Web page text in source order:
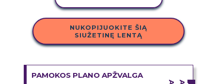
NUKOPIJUOKITE ŠIĄ
SIUŽETINĘ LENTĄ
PAMOKOS PLANO APŽVALGA